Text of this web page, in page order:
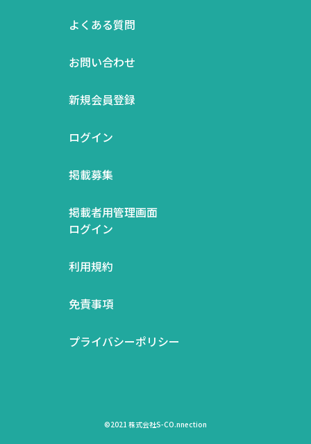
よくある質問
お問い合わせ
新規会員登録
ログイン
掲載募集
掲載者用管理画面
ログイン
利用規約
免責事項
プライバシーポリシー
©2021 株式会社S-CO.nnection